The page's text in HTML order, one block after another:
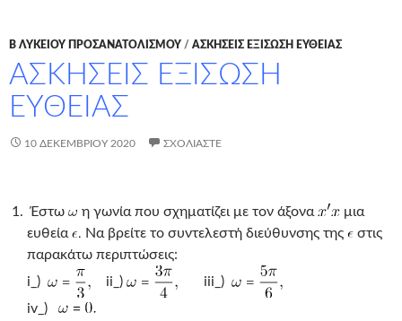
Β ΛΥΚΕΙΟΥ ΠΡΟΣΑΝΑΤΟΛΙΣΜΟΥ / ΑΣΚΗΣΕΙΣ ΕΞΙΣΩΣΗ ΕΥΘΕΙΑΣ
ΑΣΚΗΣΕΙΣ ΕΞΙΣΩΣΗ
ΕΥΘΕΙΑΣ
10 ΔΕΚΕΜΒΡΊΟΥ 2020 ΣΧΟΛΙΆΣΤΕ
Έστω η γωνία που σχηματίζει με τον άξονα
μια
ευθεία
Να βρείτε το συντελεστή διεύθυνσης της
στις
παρακάτω περιπτώσεις:
i_)
ii_)
iii_)
iv_)